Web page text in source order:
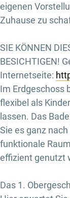
eigenen
Zuhause zu
SIE KÖNNEN
BESICHTIGEN!
Internetseite:
Im Erdgeschoss
flexibel als
lassen. Das
Sie es ganz
funktionale
effizient genutzt
Das 1.